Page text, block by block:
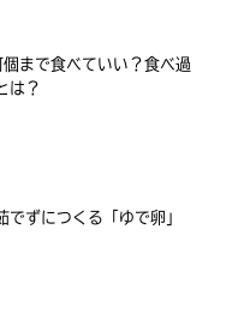
まで食べていい？食べ過
は？
でずにつくる「ゆで卵」